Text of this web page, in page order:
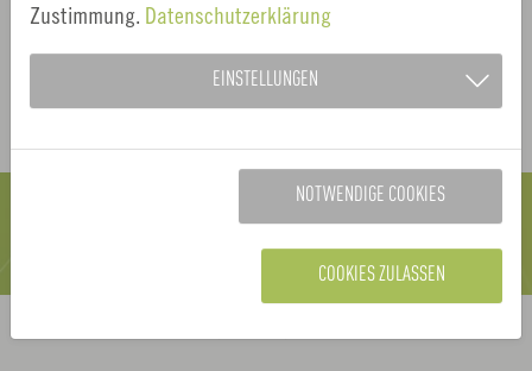
DOWNLOAD PRESSE-INFOS KLIMAPAKT2030PLUS
Zustimmung. Datenschutzerklärung
EINSTELLUNGEN
NOTWENDIGE COOKIES
COOKIES ZULASSEN